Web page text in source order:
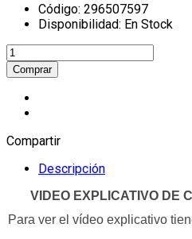
Código: 296507597
Disponibilidad: En Stock
Compartir
Descripción
VIDEO EXPLICATIVO DE
Para ver el vídeo explicativo